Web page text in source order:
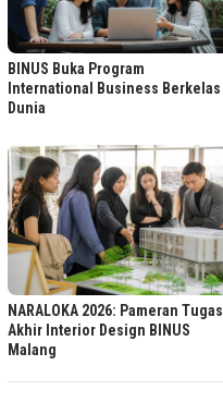
BINUS Buka Program
International Business Berkelas
Dunia
NARALOKA 2026: Pameran Tugas
Akhir Interior Design BINUS
Malang